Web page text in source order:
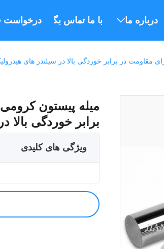
درباره ما با ما تماس بگیریددرخواست
در برابر خوردگی بالا در سیلندر های
میله پیستون
برابر خوردگی بالا
ویژگی های کلیدی